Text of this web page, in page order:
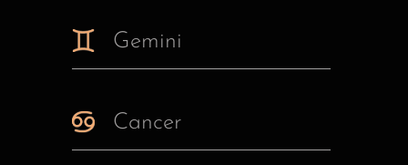
Gemini
Cancer